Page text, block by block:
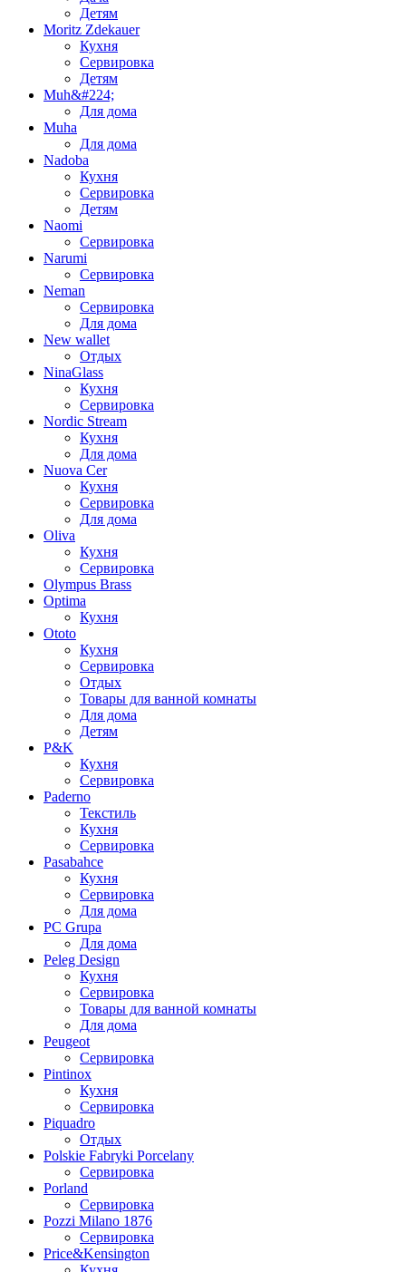
Детям
Moritz Zdekauer
Кухня
Сервировка
Детям
Muh&#224;
Для дома
Muha
Для дома
Nadoba
Кухня
Сервировка
Детям
Naomi
Сервировка
Narumi
Сервировка
Neman
Сервировка
Для дома
New wallet
Отдых
NinaGlass
Кухня
Сервировка
Nordic Stream
Кухня
Для дома
Nuova Cer
Кухня
Сервировка
Для дома
Oliva
Кухня
Сервировка
Olympus Brass
Optima
Кухня
Ototo
Кухня
Сервировка
Отдых
Товары для ванной комнаты
Для дома
Детям
P&K
Кухня
Сервировка
Paderno
Текстиль
Кухня
Сервировка
Pasabahce
Кухня
Сервировка
Для дома
PC Grupa
Для дома
Peleg Design
Кухня
Сервировка
Товары для ванной комнаты
Для дома
Peugeot
Сервировка
Pintinox
Кухня
Сервировка
Piquadro
Отдых
Polskie Fabryki Porcelany
Сервировка
Porland
Сервировка
Pozzi Milano 1876
Сервировка
Price&Kensington